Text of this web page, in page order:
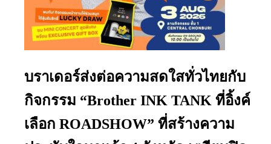
บราเดอร์ส่งต่อความสดใสทั่วไทยกับ
กิจกรรม “Brother INK TANK ที่อิ้งค์
เลือก ROADSHOW” ที่สร้างความ